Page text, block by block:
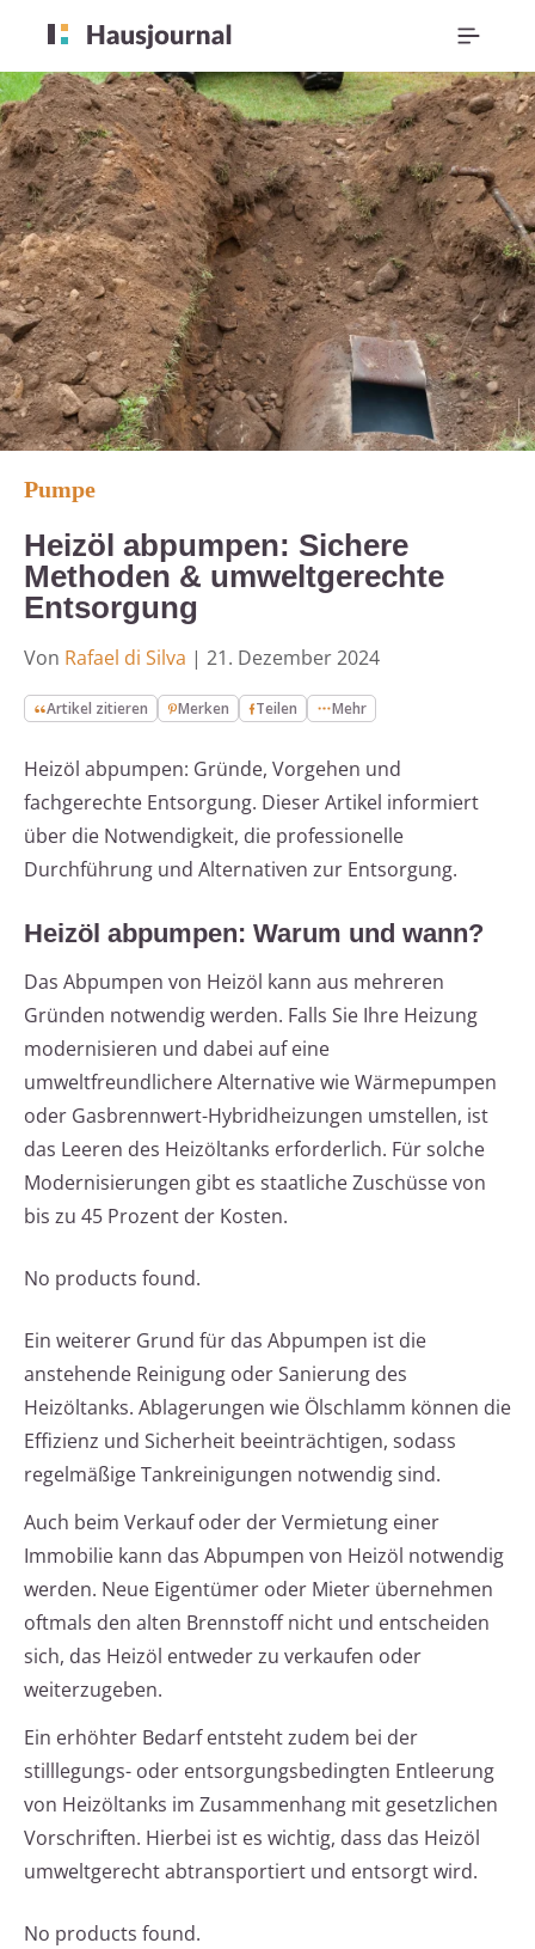
Pumpe
Heizöl abpumpen: Sichere
Methoden & umweltgerechte
Entsorgung
Von Rafael di Silva | 21. Dezember 2024
Artikel zitieren Merken Teilen Mehr
Heizöl abpumpen: Gründe, Vorgehen und
fachgerechte Entsorgung. Dieser Artikel informiert
über die Notwendigkeit, die professionelle
Durchführung und Alternativen zur Entsorgung.
Heizöl abpumpen: Warum und wann?
Das Abpumpen von Heizöl kann aus mehreren
Gründen notwendig werden. Falls Sie Ihre Heizung
modernisieren und dabei auf eine
umweltfreundlichere Alternative wie Wärmepumpen
oder Gasbrennwert-Hybridheizungen umstellen, ist
das Leeren des Heizöltanks erforderlich. Für solche
Modernisierungen gibt es staatliche Zuschüsse von
bis zu 45 Prozent der Kosten.
No products found.
Ein weiterer Grund für das Abpumpen ist die
anstehende Reinigung oder Sanierung des
Heizöltanks. Ablagerungen wie Ölschlamm können die
Effizienz und Sicherheit beeinträchtigen, sodass
regelmäßige Tankreinigungen notwendig sind.
Auch beim Verkauf oder der Vermietung einer
Immobilie kann das Abpumpen von Heizöl notwendig
werden. Neue Eigentümer oder Mieter übernehmen
oftmals den alten Brennstoff nicht und entscheiden
sich, das Heizöl entweder zu verkaufen oder
weiterzugeben.
Ein erhöhter Bedarf entsteht zudem bei der
stilllegungs- oder entsorgungsbedingten Entleerung
von Heizöltanks im Zusammenhang mit gesetzlichen
Vorschriften. Hierbei ist es wichtig, dass das Heizöl
umweltgerecht abtransportiert und entsorgt wird.
No products found.